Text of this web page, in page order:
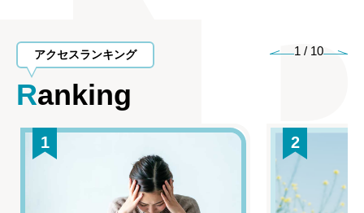
アクセスランキング
Ranking
1 / 10
1 2